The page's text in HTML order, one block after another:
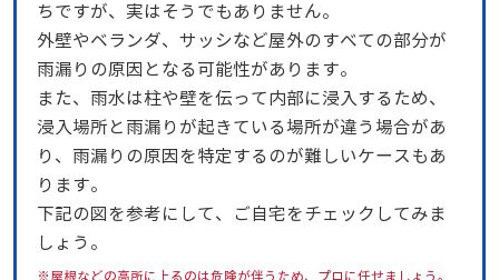
ちですが、実はそうでもありません。
外壁やベランダ、サッシなど屋外のすべての部分が
雨漏りの原因となる可能性があります。
また、雨水は柱や壁を伝って内部に浸入するため、
浸入場所と雨漏りが起きている場所が違う場合があ
り、雨漏りの原因を特定するのが難しいケースもあ
ります。
下記の図を参考にして、ご自宅をチェックしてみま
しょう。
※屋根などの高所に上るのは危険が伴うため、プロに任せましょう。